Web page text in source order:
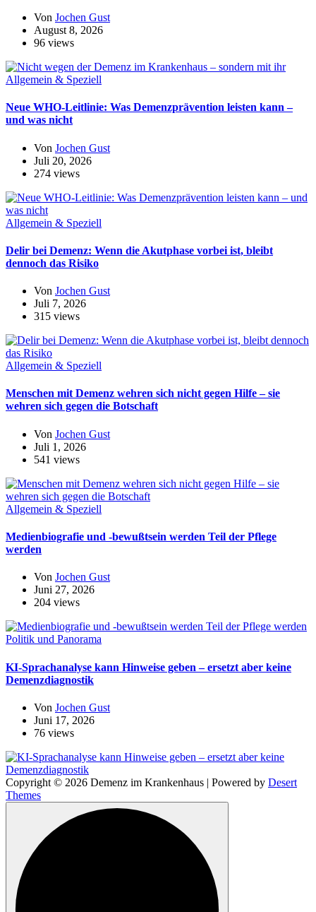
Von Jochen Gust
August 8, 2026
96 views
Allgemein & Speziell
Neue WHO-Leitlinie: Was Demenzprävention leisten kann –
und was nicht
Von Jochen Gust
Juli 20, 2026
274 views
Allgemein & Speziell
Delir bei Demenz: Wenn die Akutphase vorbei ist, bleibt
dennoch das Risiko
Von Jochen Gust
Juli 7, 2026
315 views
Allgemein & Speziell
Menschen mit Demenz wehren sich nicht gegen Hilfe – sie
wehren sich gegen die Botschaft
Von Jochen Gust
Juli 1, 2026
541 views
Allgemein & Speziell
Medienbiografie und -bewußtsein werden Teil der Pflege
werden
Von Jochen Gust
Juni 27, 2026
204 views
Politik und Panorama
KI-Sprachanalyse kann Hinweise geben – ersetzt aber keine
Demenzdiagnostik
Von Jochen Gust
Juni 17, 2026
76 views
Copyright © 2026 Demenz im Krankenhaus | Powered by Desert
Themes